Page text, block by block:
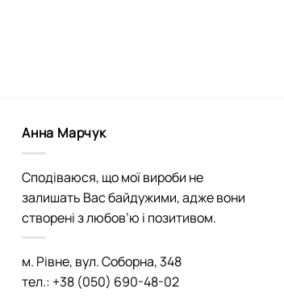
Анна Марчук
Сподіваюся, що мої вироби не
залишать Вас байдужими, адже вони
створені з любов’ю і позитивом.
м. Рівне, вул. Соборна, 348
тел.: +38 (050) 690-48-02